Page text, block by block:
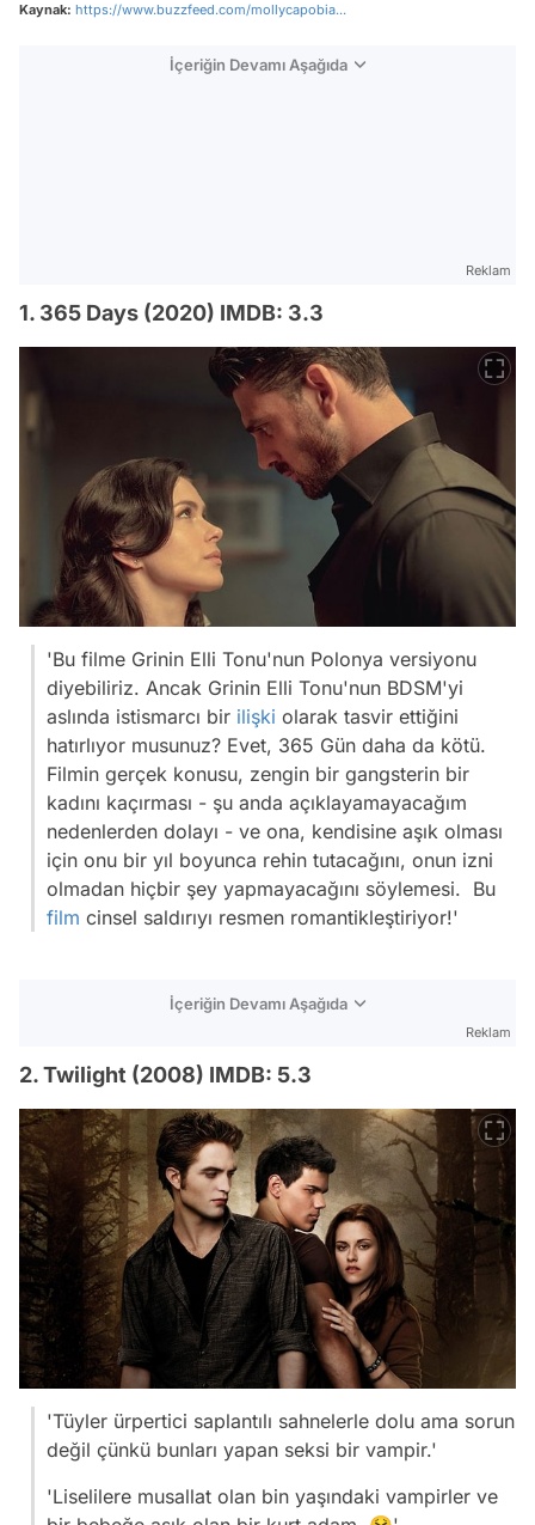
Kaynak: https://www.buzzfeed.com/mollycapobia...
İçeriğin Devamı Aşağıda
Reklam
1. 365 Days (2020) IMDB: 3.3
'Bu filme Grinin Elli Tonu'nun Polonya versiyonu
diyebiliriz. Ancak Grinin Elli Tonu'nun BDSM'yi
aslında istismarcı bir ilişki olarak tasvir ettiğini
hatırlıyor musunuz? Evet, 365 Gün daha da kötü.
Filmin gerçek konusu, zengin bir gangsterin bir
kadını kaçırması - şu anda açıklayamayacağım
nedenlerden dolayı - ve ona, kendisine aşık olması
için onu bir yıl boyunca rehin tutacağını, onun izni
olmadan hiçbir şey yapmayacağını söylemesi. Bu
film cinsel saldırıyı resmen romantikleştiriyor!'
İçeriğin Devamı Aşağıda
Reklam
2. Twilight (2008) IMDB: 5.3
'Tüyler ürpertici saplantılı sahnelerle dolu ama sorun
değil çünkü bunları yapan seksi bir vampir.'
'Liselilere musallat olan bin yaşındaki vampirler ve